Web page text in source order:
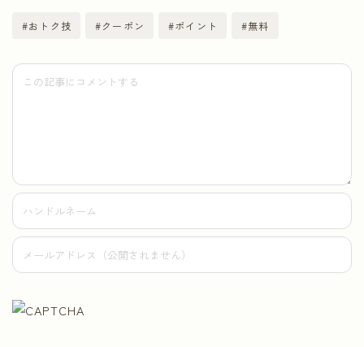
#おトク技 #クーポン #ポイント #無料